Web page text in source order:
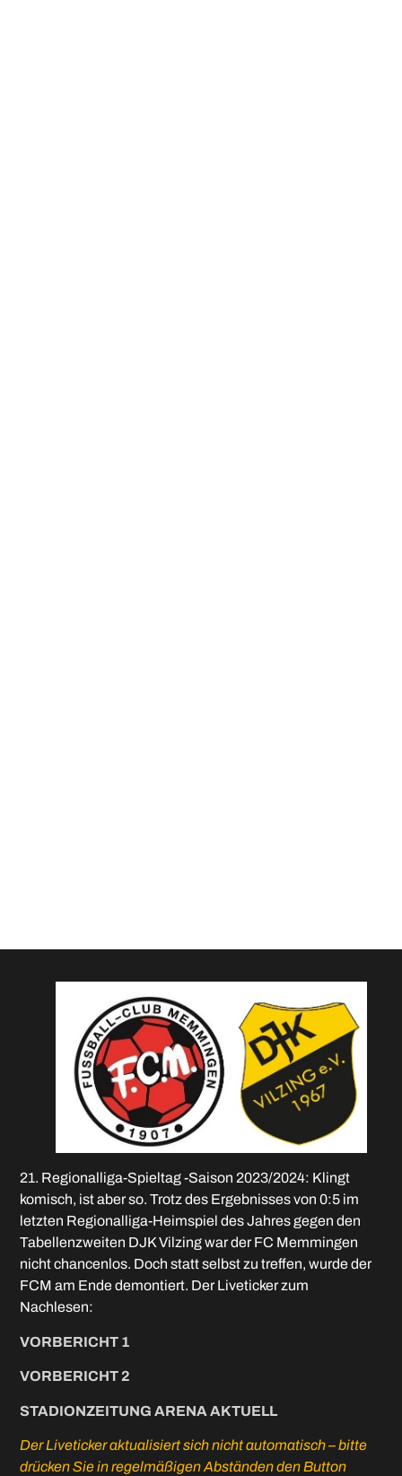
21. Regionalliga-Spieltag -Saison 2023/2024: Klingt
komisch, ist aber so. Trotz des Ergebnisses von 0:5 im
letzten Regionalliga-Heimspiel des Jahres gegen den
Tabellenzweiten DJK Vilzing war der FC Memmingen
nicht chancenlos. Doch statt selbst zu treffen, wurde der
FCM am Ende demontiert. Der Liveticker zum
Nachlesen:
VORBERICHT 1
VORBERICHT 2
STADIONZEITUNG ARENA AKTUELL
Der Liveticker aktualisiert sich nicht automatisch – bitte
drücken Sie in regelmäßigen Abständen den Button